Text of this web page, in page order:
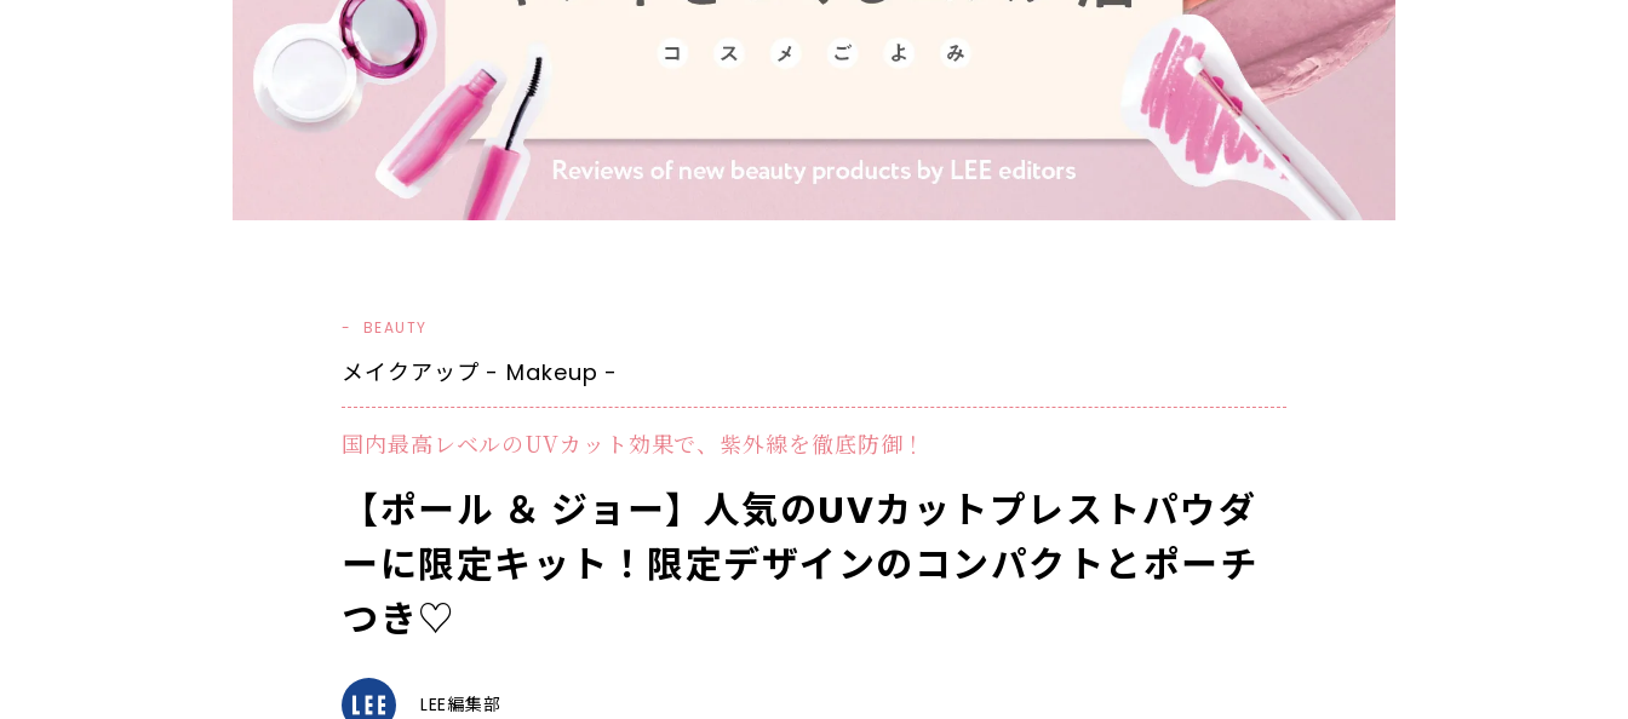
BEAUTY
メイクアップ - Makeup -
国内最高レベルのUVカット効果で、紫外線を徹底防御！
【ポール ＆ ジョー】人気のUVカットプレストパウダ
ーに限定キット！限定デザインのコンパクトとポーチ
つき♡
LEE編集部